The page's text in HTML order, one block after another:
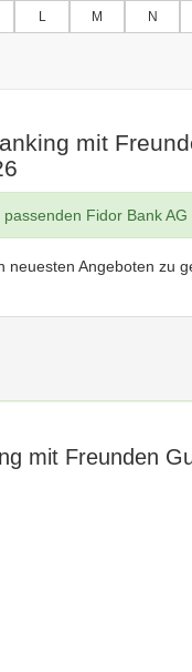
L M N
mit
Fidor Bank
neuesten Angeboten zu
mit Freunden